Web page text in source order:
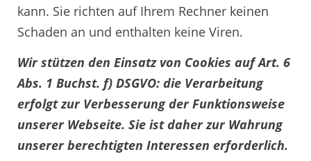
kann. Sie richten auf Ihrem Rechner keinen
Schaden an und enthalten keine Viren.
Wir stützen den Einsatz von Cookies auf Art. 6
Abs. 1 Buchst. f) DSGVO: die Verarbeitung
erfolgt zur Verbesserung der Funktionsweise
unserer Webseite. Sie ist daher zur Wahrung
unserer berechtigten Interessen erforderlich.